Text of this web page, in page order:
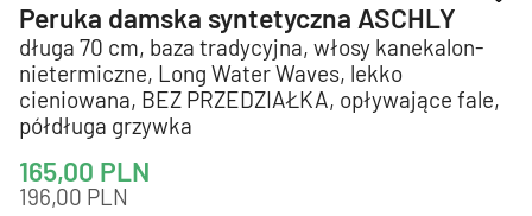
Peruka damska syntetyczna ASCHLY
długa 70 cm, baza tradycyjna, włosy kanekalon-
nietermiczne, Long Water Waves, lekko
cieniowana, BEZ PRZEDZIAŁKA, opływające fale,
półdługa grzywka
196,00 PLN
165,00 PLN